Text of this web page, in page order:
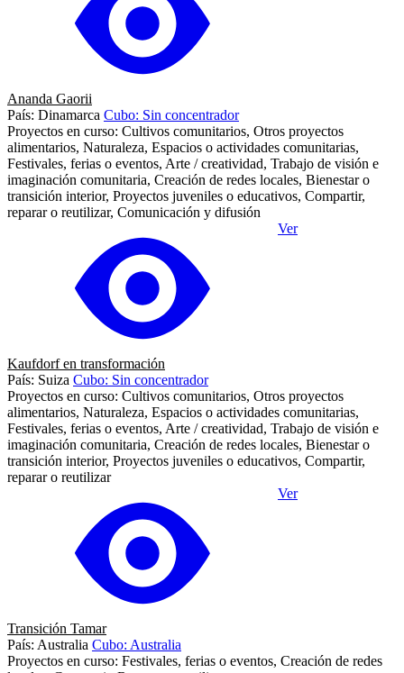
Ananda Gaorii
País: Dinamarca Cubo: Sin concentrador
Proyectos en curso: Cultivos comunitarios, Otros proyectos
alimentarios, Naturaleza, Espacios o actividades comunitarias,
Festivales, ferias o eventos, Arte / creatividad, Trabajo de visión e
imaginación comunitaria, Creación de redes locales, Bienestar o
transición interior, Proyectos juveniles o educativos, Compartir,
reparar o reutilizar, Comunicación y difusión
Ver
Kaufdorf en transformación
País: Suiza Cubo: Sin concentrador
Proyectos en curso: Cultivos comunitarios, Otros proyectos
alimentarios, Naturaleza, Espacios o actividades comunitarias,
Festivales, ferias o eventos, Arte / creatividad, Trabajo de visión e
imaginación comunitaria, Creación de redes locales, Bienestar o
transición interior, Proyectos juveniles o educativos, Compartir,
reparar o reutilizar
Ver
Transición Tamar
País: Australia Cubo: Australia
Proyectos en curso: Festivales, ferias o eventos, Creación de redes